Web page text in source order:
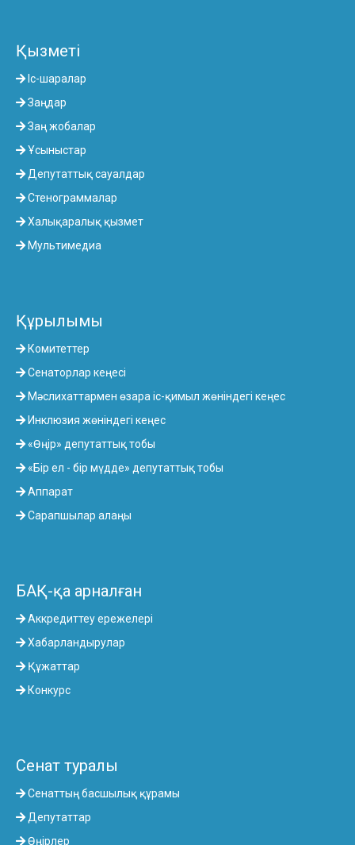
Қызметі
Іс-шаралар
Заңдар
Заң жобалар
Ұсыныстар
Депутаттық сауалдар
Стенограммалар
Халықаралық қызмет
Мультимедиа
Құрылымы
Комитеттер
Сенаторлар кеңесі
Мәслихаттармен өзара іс-қимыл жөніндегі кеңес
Инклюзия жөніндегі кеңес
«Өңір» депутаттық тобы
«Бір ел - бір мүдде» депутаттық тобы
Аппарат
Сарапшылар алаңы
БАҚ-қа арналған
Аккредиттеу ережелері
Хабарландырулар
Құжаттар
Конкурс
Сенат туралы
Сенаттың басшылық құрамы
Депутаттар
Өңірлер